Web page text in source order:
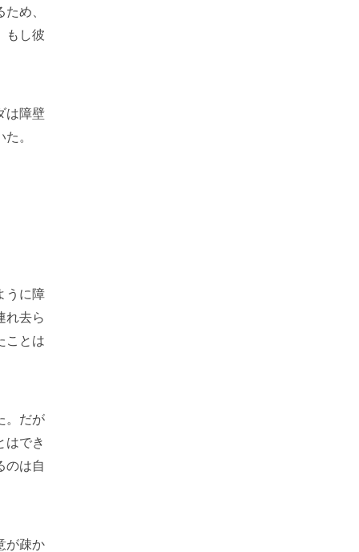
め、
もし彼
は障壁
。
うに障
れ去ら
ことは
。だが
はでき
のは自
が疎か